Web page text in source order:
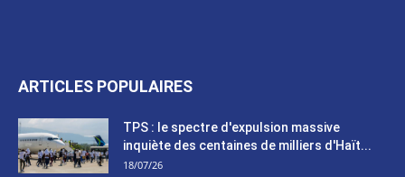
ARTICLES POPULAIRES
TPS : le spectre d'expulsion massive
inquiète des centaines de milliers d'Haït...
18/07/26